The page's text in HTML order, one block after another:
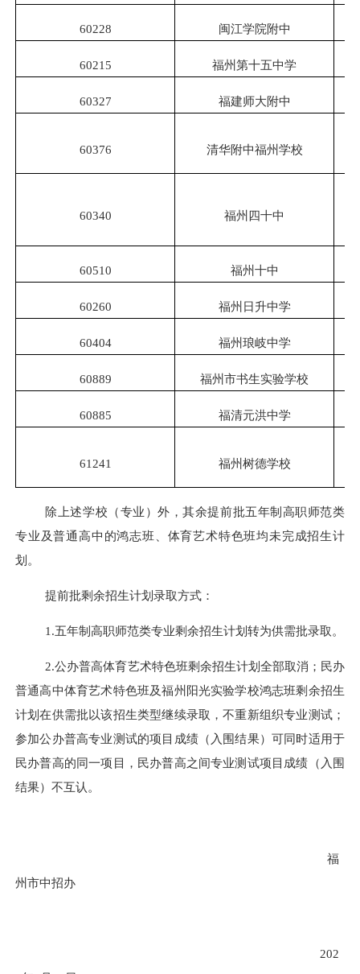
60228 闽江学院附中
60215 福州第十五中学
60327 福建师大附中
60376 清华附中福州学校
60340 福州四十中
60510 福州十中
60260 福州日升中学
60404 福州琅岐中学
60889 福州市书生实验学校
60885 福清元洪中学
61241 福州树德学校
除上述学校（专业）外，其余提前批五年制高职师范类
专业及普通高中的鸿志班、体育艺术特色班均未完成招生计
划。
提前批剩余招生计划录取方式：
1.五年制高职师范类专业剩余招生计划转为供需批录取。
2.公办普高体育艺术特色班剩余招生计划全部取消；民办
普通高中体育艺术特色班及福州阳光实验学校鸿志班剩余招生
计划在供需批以该招生类型继续录取，不重新组织专业测试；
参加公办普高专业测试的项目成绩（入围结果）可同时适用于
民办普高的同一项目，民办普高之间专业测试项目成绩（入围
结果）不互认。
福
州市中招办
202